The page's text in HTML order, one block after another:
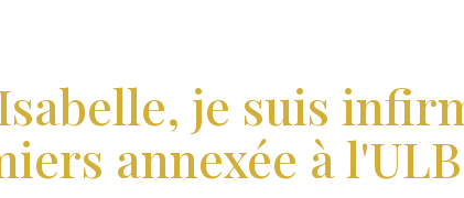
je suis
annexée à